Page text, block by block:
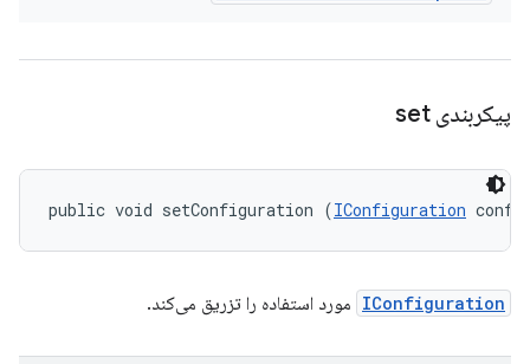
پیکربندی set
public void setConfiguration (IConfiguration
IConfiguration مورد استفاده را تزریق می‌کند.